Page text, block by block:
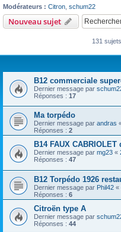
Modérateurs : Citron schum22
Nouveau sujet
131 sujets
B12 commerciale
Dernier message par
Réponses : 17
Ma torpédo
Dernier message par andras
Réponses : 2
B14 FAUX CABRIOLET
Dernier message par mg23 «
Réponses : 47
B12 Torpédo 1926
Dernier message par Phil42 «
Réponses : 6
Citroën type A
Dernier message par
Réponses : 44